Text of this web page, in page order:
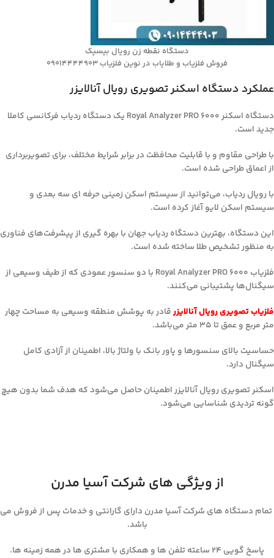
دستگاه نقطه زن رویال بیسیک
فروش فلزیاب و طلایاب در نوین فلزیاب 09014444903
عملکرد دستگاه اسکنر تصویری رویال آنالایزر
دستگاه اسکنر Royal Analyzer PRO 6000 یک دستگاه ردیاب فرکانسی کاملا
جدید است.
با طراحی مقاوم و با قابلیت محافظت در برابر شرایط مختلف، برای تصویربرداری
از اعماق طراحی شده است.
با رویال ردیاب، می‌توانید از سیستم اسکن زمینی حرفه ای سه بعدی و
سیستم اسکن لایو آغاز کرده است.
این دستگاه، بهترین دستگاه ردیاب جهان با بهره گیری از پیشرفت‌های فناوری
به منظور تشخیص طلا ساخته شده است.
فلزیاب Royal Analyzer PRO 6000 با دو سنسور عمودی که از طیف وسیعی از
سیگنال‌ها پشتیبانی می‌کنند.
فلزیاب تصویری رویال آنالایزرقادر به پوشش منطقه وسیعی به مساحت چهار
متر مربع و عمق تا 35 متر می‌باشد.
حساسیت بالای سنسورها و پاور بانک با ولتاژ بالا، اطمینان از آزادی کامل
سیگنال دارد.
اسکنر تصویری رویال آنالایزر اطمینان حاصل می‌شود که هدف شما بدون هیچ
گونه تردیدی شناسایی می‌شود.
از ویژگی های شرکت آسیا مدرن
تمام دستگاه های شرکت آسیا مدرن دارای گارانتی و خدمات پس از فروش می
باشد.
پاسخ گویی ۲۴ ساعته تلفن ها و همکاری با مشتری ها در همه زمینه ها.